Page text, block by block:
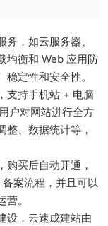
务，如云服务器、
均衡和 Web 应用防
定性和安全性。
支持手机站 + 电脑
户对网站进行全方
整、数据统计等，
购买后自动开通，
案流程，并且可以
。
设，云速成建站由